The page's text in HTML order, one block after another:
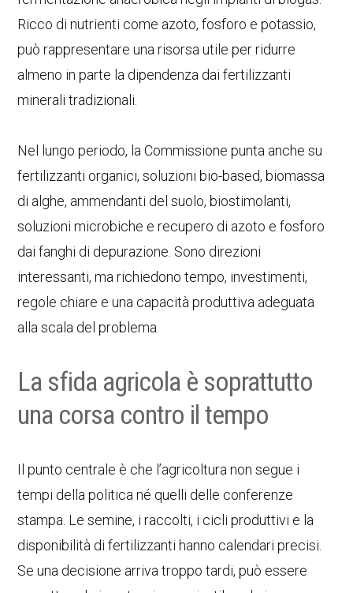
Ricco di nutrienti come azoto, fosforo e potassio,
può rappresentare una risorsa utile per ridurre
almeno in parte la dipendenza dai fertilizzanti
minerali tradizionali.
Nel lungo periodo, la Commissione punta anche su
fertilizzanti organici, soluzioni bio-based, biomassa
di alghe, ammendanti del suolo, biostimolanti,
soluzioni microbiche e recupero di azoto e fosforo
dai fanghi di depurazione. Sono direzioni
interessanti, ma richiedono tempo, investimenti,
regole chiare e una capacità produttiva adeguata
alla scala del problema.
La sfida agricola è soprattutto
una corsa contro il tempo
Il punto centrale è che l’agricoltura non segue i
tempi della politica né quelli delle conferenze
stampa. Le semine, i raccolti, i cicli produttivi e la
disponibilità di fertilizzanti hanno calendari precisi.
Se una decisione arriva troppo tardi, può essere